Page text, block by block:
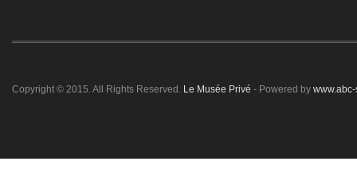
Copyright © 2015. All Rights Reserved. Le Musée Privé - Powered by